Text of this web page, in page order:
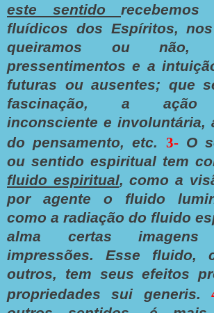
este sentido
fluídicos dos Espíritos,
queiramos ou não,
pressentimentos e a
futuras ou ausentes; que
fascinação, a ação
inconsciente e involuntária,
do pensamento, etc. 3-O
ou sentido espiritual tem
fluido espiritual, como a
por agente o fluido
como a radiação do fluido
alma certas
impressões. Esse fluido,
outros, tem seus efeitos
propriedades sui generis.